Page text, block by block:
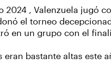
2024 , Valenzuela jugó
el torneo
en un grupo con el
eran bastante altas este